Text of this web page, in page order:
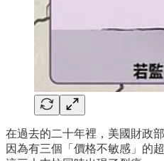
在過去的二十年裡，美國財政
因為有三個「價格不敏感」的